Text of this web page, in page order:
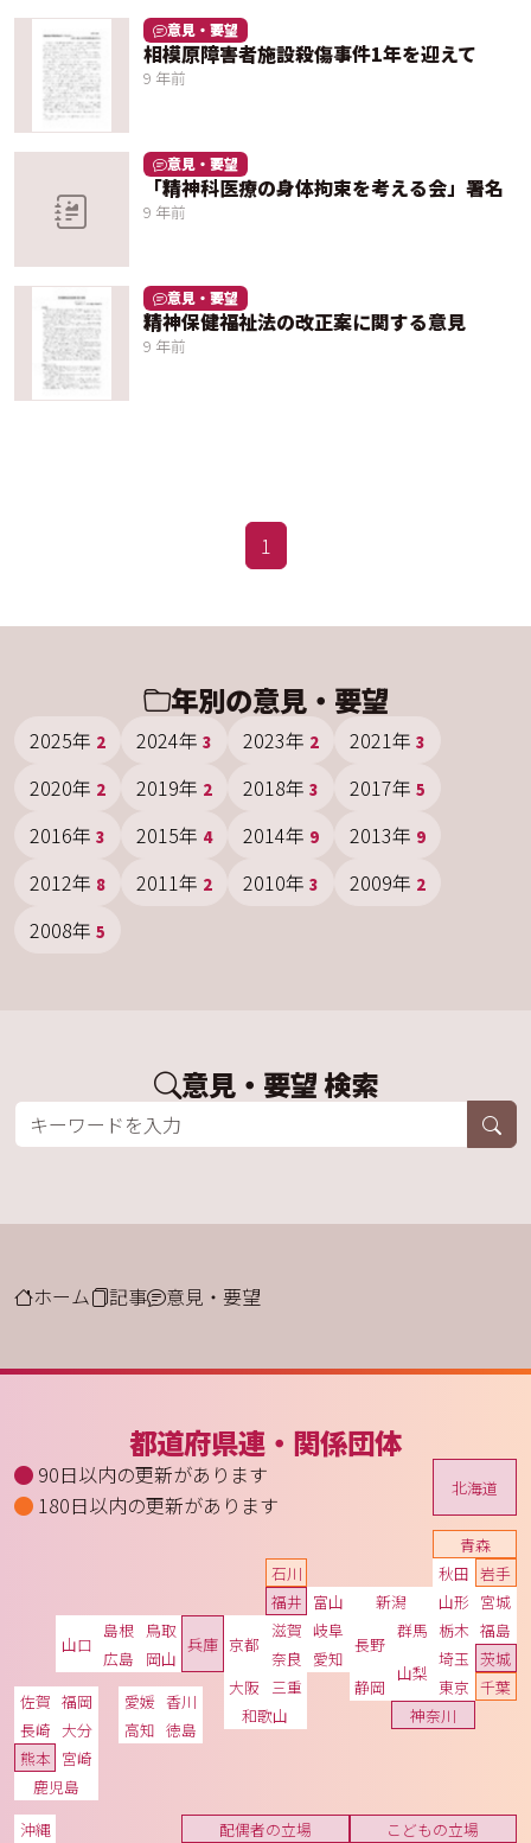
意見・要望
相模原障害者施設殺傷事件1年を迎えて
9 年前
意見・要望
「精神科医療の身体拘束を考える会」署名
9 年前
意見・要望
精神保健福祉法の改正案に関する意見
9 年前
1
年別の意見・要望
2025年 2 2024年 3 2023年 2 2021年 3
2020年 2 2019年 2 2018年 3 2017年 5
2016年 3 2015年 4 2014年 9 2013年 9
2012年 8 2011年 2 2010年 3 2009年 2
2008年 5
意見・要望 検索
ホーム 記事 意見・要望
都道府県連・関係団体
90日以内の更新があります
180日以内の更新があります
北海道
青森
岩手
宮城
秋田
山形
福島
茨城
栃木
群馬
埼玉
千葉
東京
神奈川
新潟
富山
石川
福井
山梨
長野
岐阜
静岡
愛知
三重
滋賀
京都
大阪
兵庫
奈良
和歌山
鳥取
島根
岡山
広島
山口
徳島
香川
愛媛
高知
福岡
佐賀
長崎
熊本
大分
宮崎
鹿児島
沖縄
こどもの立場
配偶者の立場